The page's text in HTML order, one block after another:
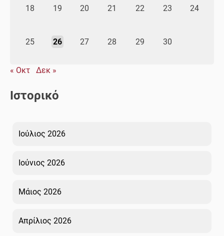
18 19 20 21 22 23 24
25 26 27 28 29 30
« Οκτ Δεκ »
Ιστορικό
Ιούλιος 2026
Ιούνιος 2026
Μάιος 2026
Απρίλιος 2026